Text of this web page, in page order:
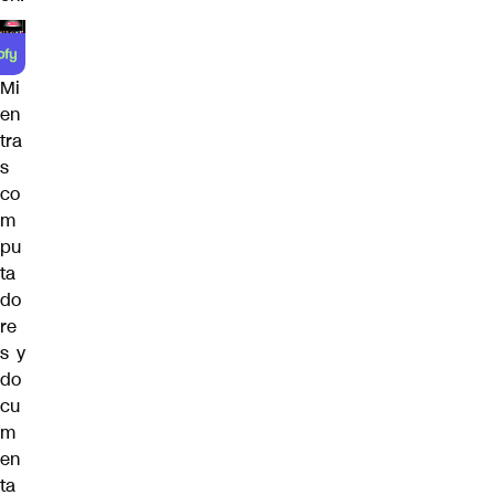
Mi
en
tra
s
co
m
pu
ta
do
re
s y
do
cu
m
en
ta